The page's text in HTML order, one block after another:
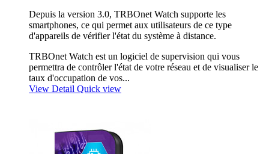
Depuis la version 3.0, TRBOnet Watch supporte les
smartphones, ce qui permet aux utilisateurs de ce type
d'appareils de vérifier l'état du système à distance.
TRBOnet Watch est un logiciel de supervision qui vous
permettra de contrôler l'état de votre réseau et de visualiser le
taux d'occupation de vos...
View Detail Quick view